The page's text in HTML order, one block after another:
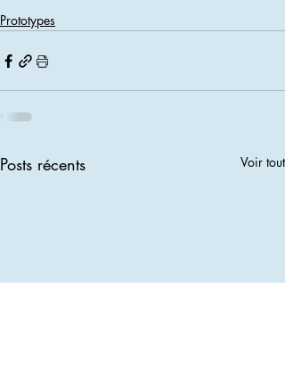
Prototypes
Posts récents Voir tout